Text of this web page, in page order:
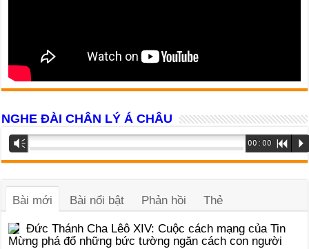
NGHE ĐÀI CHÂN LÝ Á CHÂU
Trình
phát
âm
Vm 00:00 R P
Bài mới Bài nổi bật Phản hồi Thẻ
Đức Thánh Cha Lêô XIV: Cuộc cách mạng của Tin
Mừng phá đổ những bức tường ngăn cách con người